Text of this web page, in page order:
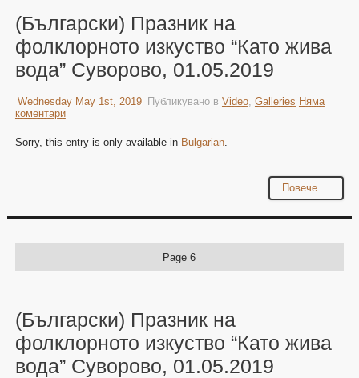
(Български) Празник на
фолклорното изкуство “Като жива
вода” Суворово, 01.05.2019
Wednesday May 1st, 2019 Публикувано в Video, Galleries Няма
коментари
Sorry, this entry is only available in Bulgarian.
Повече ...
Page 6
(Български) Празник на
фолклорното изкуство “Като жива
вода” Суворово, 01.05.2019